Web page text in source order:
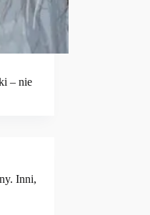
– nie
Inni,